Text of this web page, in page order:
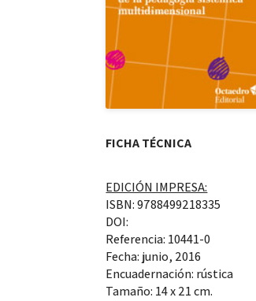
FICHA TÉCNICA
EDICIÓN IMPRESA:
ISBN: 9788499218335
DOI:
Referencia: 10441-0
Fecha: junio, 2016
Encuadernación: rústica
Tamaño: 14 x 21 cm.